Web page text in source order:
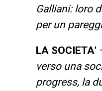
Galliani: loro
per un
LA SOCIETA’
verso una
progress, la